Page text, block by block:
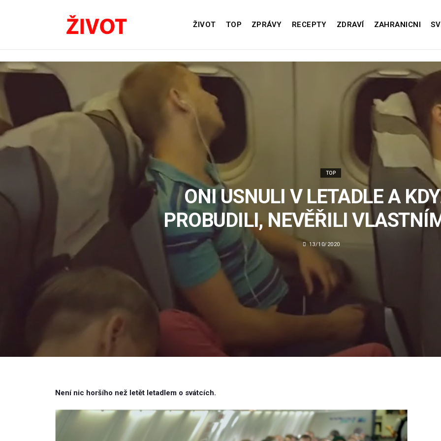
ŽIVOT TOP ZPRÁVY RECEPTY ZDRAVÍ ZAHRANICNI
TOP
ONI USNULI V LETADLE A
PROBUDILI, NEVĚŘILI
13/10/2020
Není nic horšího než letět letadlem o svátcích.